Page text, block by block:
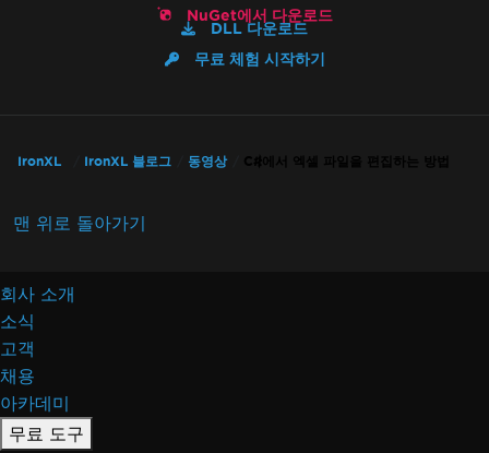
NuGet에서 다운로드
DLL 다운로드
무료 체험 시작하기
IronXL IronXL 블로그 동영상 C#에서 엑셀 파일을 편집하는 방법
맨 위로 돌아가기
회사 소개
소식
고객
채용
아카데미
무료 도구